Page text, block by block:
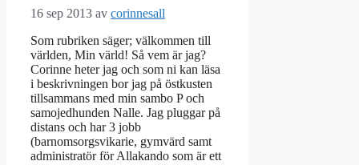
16 sep 2013 av corinnesall
Som rubriken säger; välkommen till
världen, Min värld! Så vem är jag?
Corinne heter jag och som ni kan läsa
i beskrivningen bor jag på östkusten
tillsammans med min sambo P och
samojedhunden Nalle. Jag pluggar på
distans och har 3 jobb
(barnomsorgsvikarie, gymvärd samt
administratör för Allakando som är ett